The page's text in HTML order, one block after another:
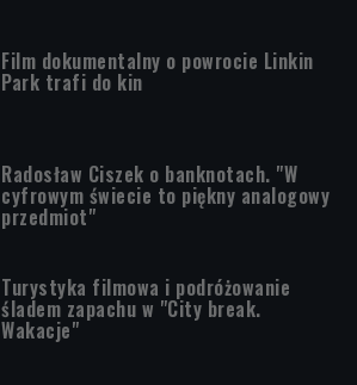
Film dokumentalny o powrocie Linkin
Park trafi do kin
Radosław Ciszek o banknotach. "W
cyfrowym świecie to piękny analogowy
przedmiot"
Turystyka filmowa i podróżowanie
śladem zapachu w "City break.
Wakacje"